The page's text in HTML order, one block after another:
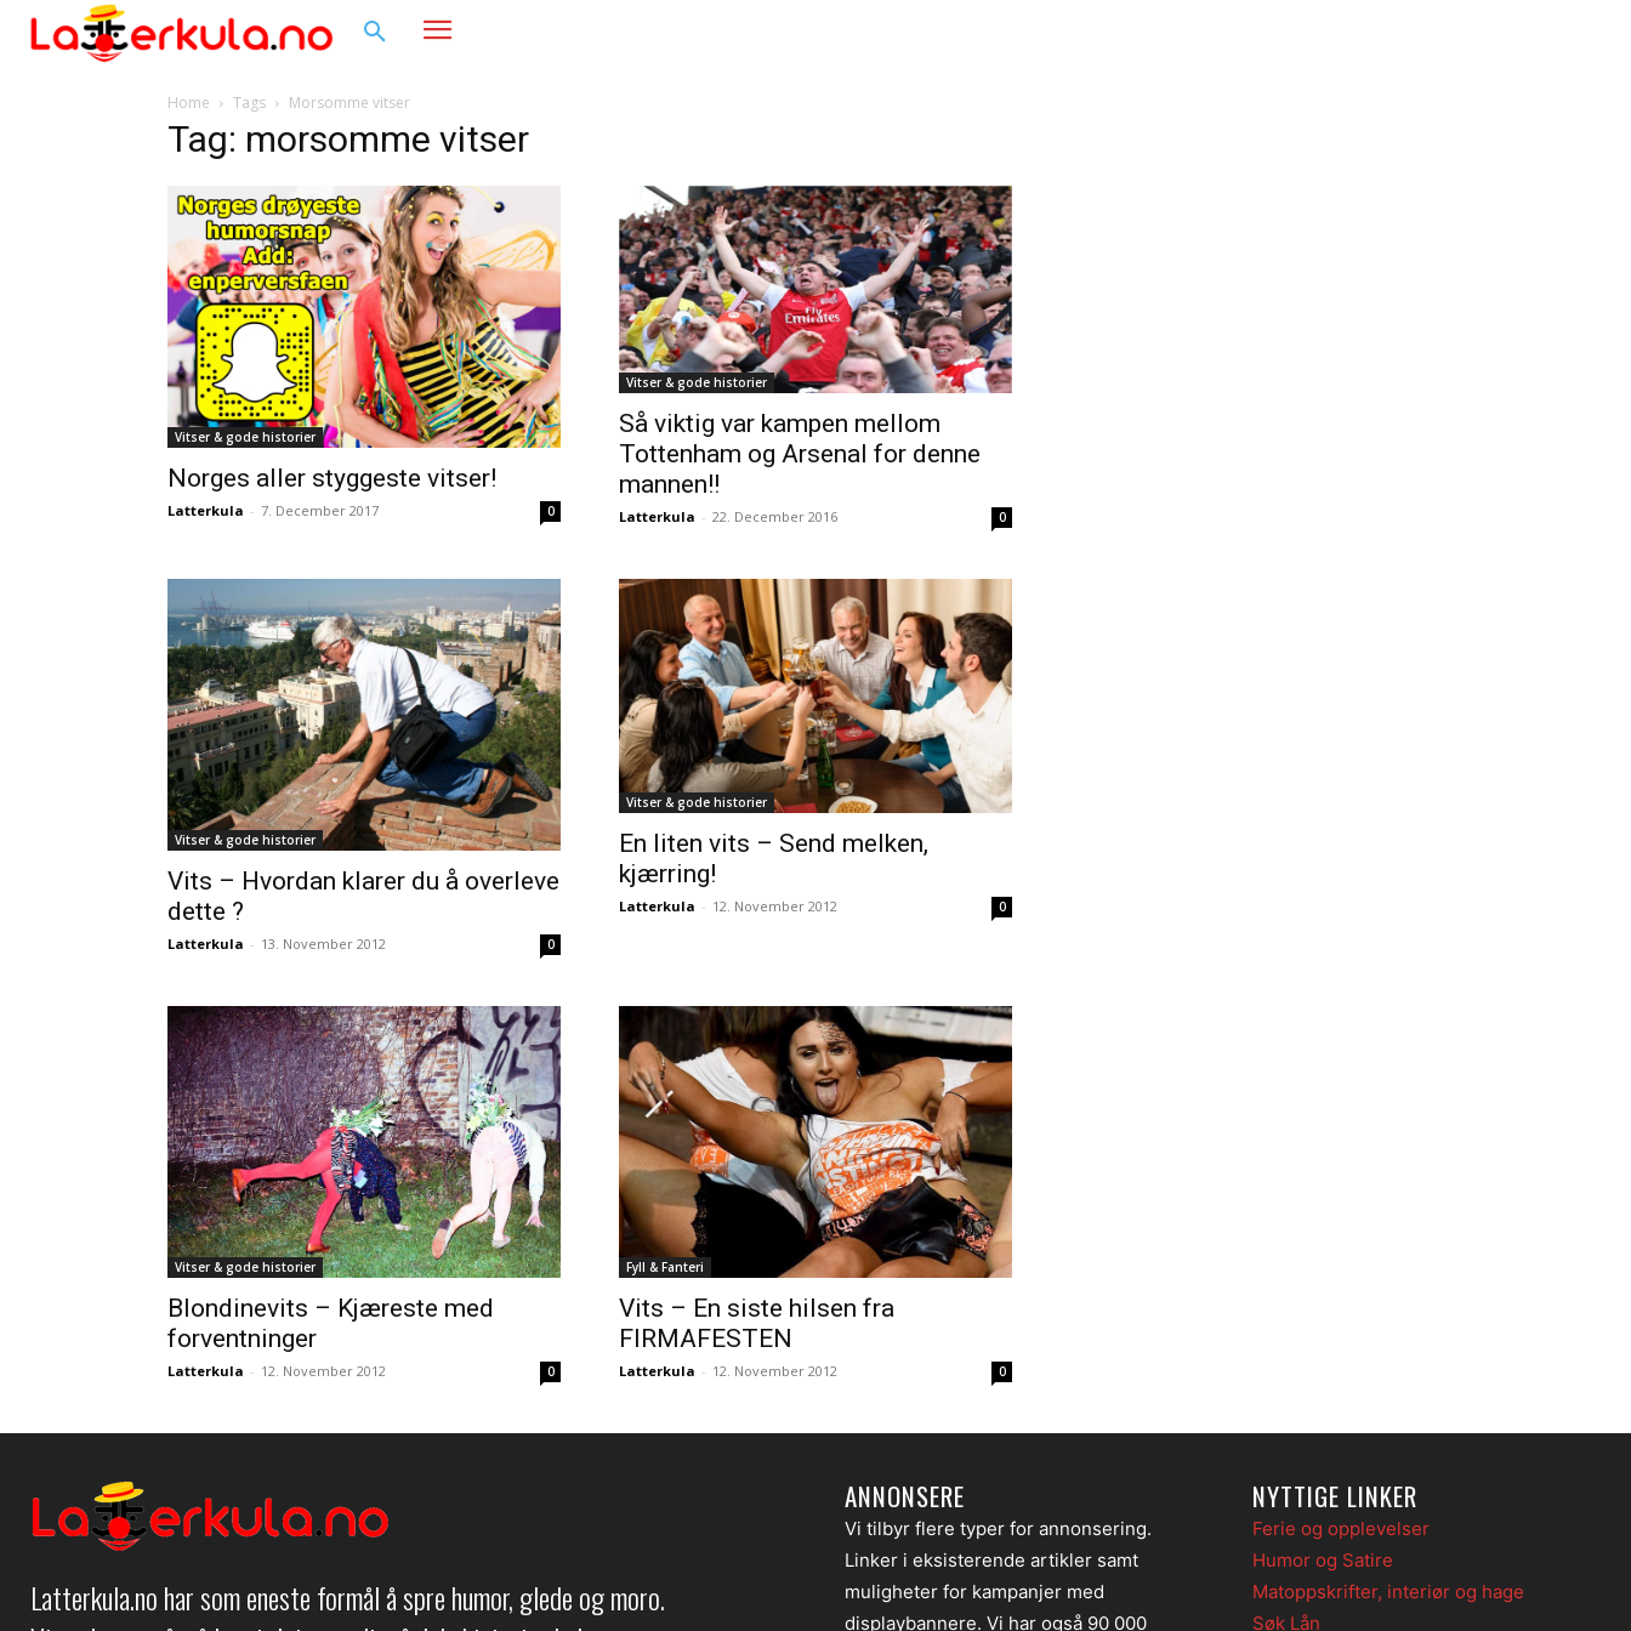
Home Tags Morsomme vitser
Tag: morsomme vitser
Vitser & gode historier
Norges aller styggeste vitser!
Latterkula - 7. December 2017 0
Vitser & gode historier
Så viktig var kampen mellom
Tottenham og Arsenal for denne
mannen!!
Latterkula - 22. December 2016 0
Vitser & gode historier
Vits – Hvordan klarer du å overleve
dette ?
Latterkula - 13. November 2012 0
Vitser & gode historier
En liten vits – Send melken,
kjærring!
Latterkula - 12. November 2012 0
Vitser & gode historier
Blondinevits – Kjæreste med
forventninger
Latterkula - 12. November 2012 0
Fyll & Fanteri
Vits – En siste hilsen fra
FIRMAFESTEN
Latterkula - 12. November 2012 0
Latterkula.no har som eneste formål å spre humor, glede og moro.
ANNONSERE
Vi tilbyr flere typer for annonsering.
Linker i eksisterende artikler samt
muligheter for kampanjer med
displaybannere. Vi har også 90 000
NYTTIGE LINKER
Ferie og opplevelser
Humor og Satire
Matoppskrifter, interiør og hage
Søk Lån